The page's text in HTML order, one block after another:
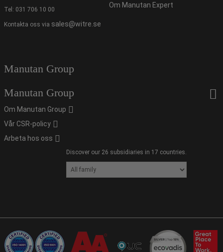
Tel: 031 706 10 00
Kontakta oss via sales@witre.se
Om Manutan Expert
Manutan Group
Manutan Group
Om Manutan Group
Vår CSR-policy
Arbeta hos oss
Discover our 26 subsidiaries in 17 countries.